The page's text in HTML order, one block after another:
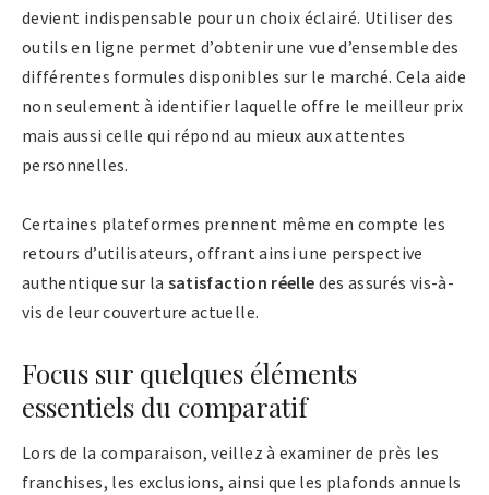
devient indispensable pour un choix éclairé. Utiliser des
outils en ligne permet d’obtenir une vue d’ensemble des
différentes formules disponibles sur le marché. Cela aide
non seulement à identifier laquelle offre le meilleur prix
mais aussi celle qui répond au mieux aux attentes
personnelles.
Certaines plateformes prennent même en compte les
retours d’utilisateurs, offrant ainsi une perspective
authentique sur la satisfaction réelle des assurés vis-à-
vis de leur couverture actuelle.
Focus sur quelques éléments
essentiels du comparatif
Lors de la comparaison, veillez à examiner de près les
franchises, les exclusions, ainsi que les plafonds annuels